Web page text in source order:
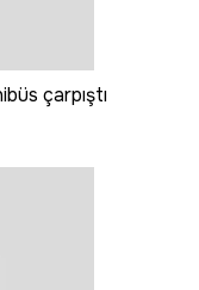
çarpıştı